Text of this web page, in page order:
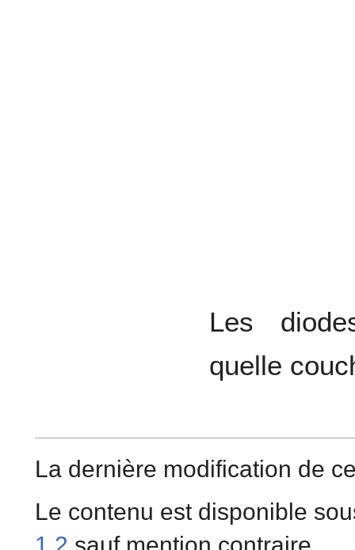
Les
quelle
La dernière modification de
Le contenu est disponible
1.2 sauf mention contraire.